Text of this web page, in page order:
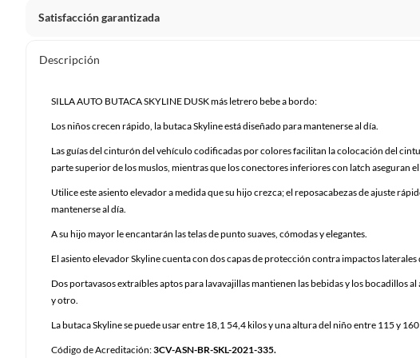
Satisfacción garantizada
Debe estar en perfecto estado, con todas sus etiquetas, sellos
Confeccionados a la medida.
De uso personal.
etiquetas y sin uso, tal como te lo entregamos.
Productos digitales que se entregan a través de una descarga
Productos a pedido o confeccionados a medida.
Productos que han sido informados como imperfectos, usados,
remanufacturados o con alguna deficiencia, que sean comprados en esa
Alimentos, bebidas, medicamentos, suplementos alimenticios, vitaminas,
Pinturas de un color a solicitud.
Descripción
SILLA AUTO BUTACA SKYLINE DUSK más letrero bebe a bordo:
Los niños crecen rápido, la butaca Skyline está diseñado para mantenerse al día.
Las guías del cinturón del vehículo codificadas por colores facilitan la colocación del
parte superior de los muslos, mientras que los conectores inferiores con latch aseguran
Utilice este asiento elevador a medida que su hijo crezca; el reposacabezas de ajuste
mantenerse al día.
A su hijo mayor le encantarán las telas de punto suaves, cómodas y elegantes.
El asiento elevador Skyline cuenta con dos capas de protección contra impactos laterales
Dos portavasos extraíbles aptos para lavavajillas mantienen las bebidas y los bocadillos
y otro.
La butaca Skyline se puede usar entre 18,1 54,4 kilos y una altura del niño entre 115 y 160
Código de Acreditación:3CV-ASN-BR-SKL-2021-335.